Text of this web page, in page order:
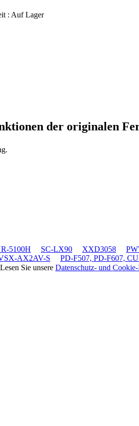
: Auf Lager
der originalen
5100H SC-LX90 XXD3058
AX2AV-S
PD-F507, PD-F607,
Sie unsere Datenschutz- und